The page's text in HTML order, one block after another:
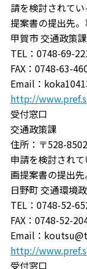
請を検討されて
提案書の提出先。
甲賀市 交通政策課
TEL：0748-69-
FAX：0748-63-
Email：
http://
受付窓口
交通政策課
住所：〒528-
申請を検討され
画提案書の提出先
日野町 交通環境
TEL：0748-52-
FAX：0748-52-
Email：
http://
受付窓口